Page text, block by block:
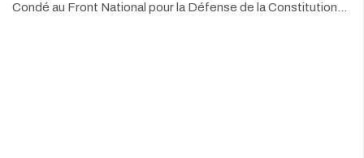
Condé au Front National pour la Défense de la Constitution…